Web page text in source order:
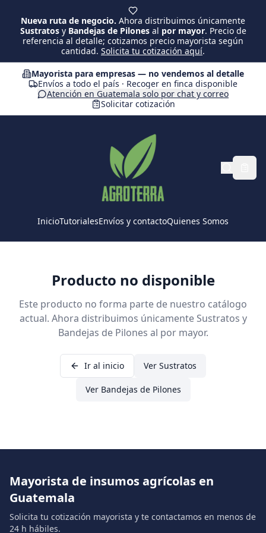
Nueva ruta de negocio. Ahora distribuimos únicamente
Sustratosy Bandejas de Pilonesal por mayor. Precio de
referencia al detalle; cotizamos precio mayorista según
cantidad. Solicita tu cotización aquí.
Mayorista para empresas — no vendemos al detalle
Envíos a todo el país · Recoger en finca disponible
Atención en Guatemala solo por chat y correo
Solicitar cotización
InicioTutorialesEnvíos y contactoQuienes Somos
Producto no disponible
Este producto no forma parte de nuestro catálogo
actual. Ahora distribuimos únicamente Sustratos y
Bandejas de Pilones al por mayor.
Ir al inicio Ver Sustratos
Ver Bandejas de Pilones
Mayorista de insumos agrícolas en
Guatemala
Solicita tu cotización mayorista y te contactamos en menos de
24 h hábiles.